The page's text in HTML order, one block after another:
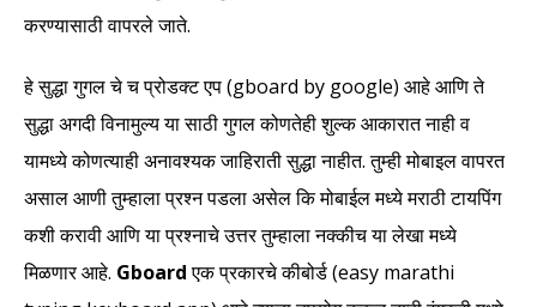
करण्यासाठी वापरले जाते.
हे सुद्धा गुगल चे च प्रोडक्ट एप (gboard by google) आहे आणि ते
सुद्धा अगदी विनामुल्य या साठी गुगल कोणतेही शुल्क आकारात नाही व
यामध्ये कोणत्याही अनावश्यक जाहिराती सुद्धा नाहीत. तुम्ही मोबाइल वापरत
असाल आणी तुम्हाला प्रश्न पडला असेल कि मोबाईल मध्ये मराठी टायपिंग
कशी करावी आणि या प्रश्नाचे उत्तर तुम्हाला नक्कीच या लेखा मध्ये
मिळणार आहे. Gboardएक प्रकारचे कीबोर्ड (easy marathi